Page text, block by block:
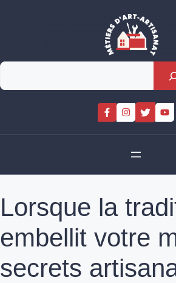
Rechercher
Lorsque la
embellit votre
secrets